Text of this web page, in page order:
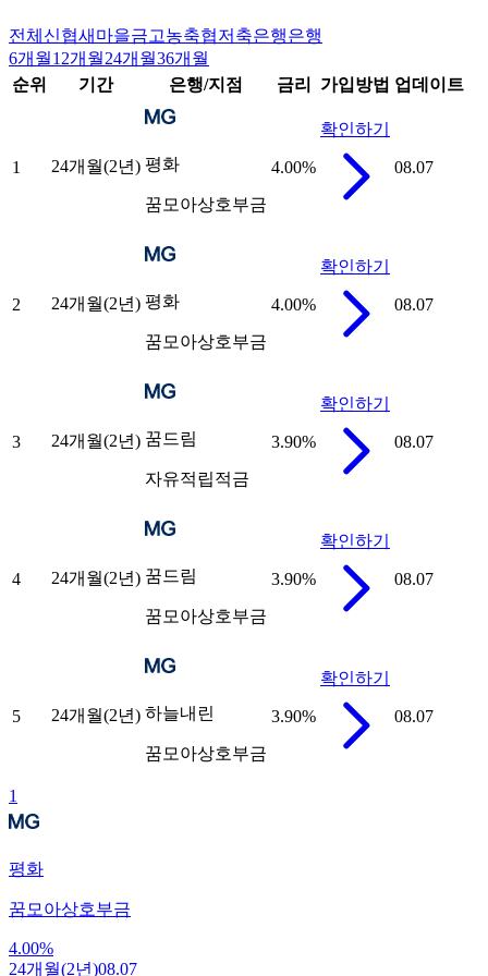
전체 신협새마을금고농축협저축은행은행
6개월12개월24개월36개월
순위
기간 은행/지점 금리 가입방법 업데이트
1 24개월(2년) 평화
꿈모아상호부금
4.00%
확인하기
08.07
2 24개월(2년) 평화
꿈모아상호부금
4.00%
확인하기
08.07
3 24개월(2년) 꿈드림
자유적립적금
3.90%
확인하기
08.07
4 24개월(2년) 꿈드림
꿈모아상호부금
3.90%
확인하기
08.07
5 24개월(2년) 하늘내린
꿈모아상호부금
3.90%
확인하기
08.07
1
평화
꿈모아상호부금
4.00%
24개월(2년)08.07